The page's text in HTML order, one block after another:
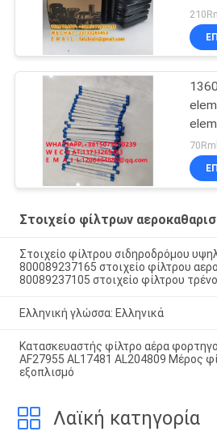
Στοιχείο φίλτρων
Στοιχείο φίλτρου σιδηροδρόμου
800089237165 στοιχείο φίλτρου
80089237105 στοιχείο φίλτρου
Ελληνική γλώσσα: Ελληνικά
Κατασκευαστής φίλτρο αέρα
AF27955 AL17481 AL204809 Μέρος
εξοπλισμό
Λαϊκή κατηγορία